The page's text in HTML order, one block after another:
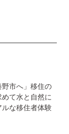
野市へ」移住の
て水と自然に
な移住者体験